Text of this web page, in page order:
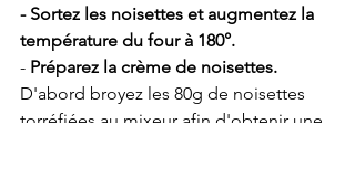
- Sortez les noisettes et augmentez la
température du four à 180°.
- Préparez la crème de noisettes.
D'abord broyez les 80g de noisettes
torréfiées au mixeur afin d'obtenir une